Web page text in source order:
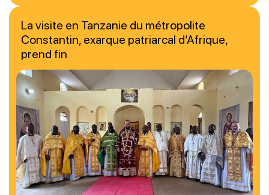
La visite en Tanzanie du métropolite
Constantin, exarque patriarcal d’Afrique,
prend fin